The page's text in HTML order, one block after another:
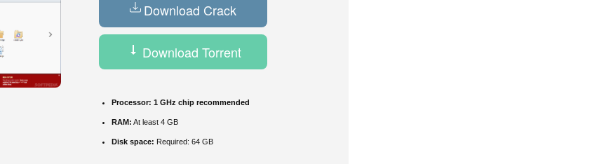
Download Crack
Download Torrent
Processor: 1 GHz chip recommended
RAM: At least 4 GB
Disk space: Required: 64 GB